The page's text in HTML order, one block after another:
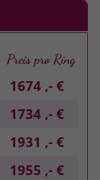
Preis pro Ring
1674 ,- €
1734 ,- €
1931 ,- €
1955 ,- €